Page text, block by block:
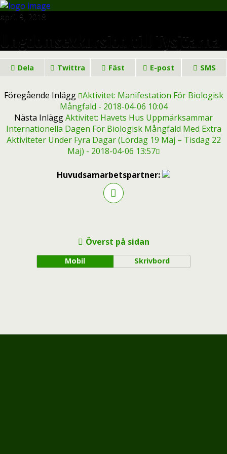
april 9, 2018
Ungdomsexkursion till Tysjöarna
Dela Twittra Fäst E-post SMS
Föregående Inlägg Aktivitet: Manifestation För Biologisk
Mångfald - 2018-04-06 10:04
Nästa InläggAktivitet: Havets Hus Uppmärksammar
Internationella Dagen För Biologisk Mångfald Med Extra
Aktiviteter Under Fyra Dagar (lördag 19 Maj – Tisdag 22
Maj) - 2018-04-06 13:57
Huvudsamarbetspartner:
Överst på sidan
Mobil Skrivbord